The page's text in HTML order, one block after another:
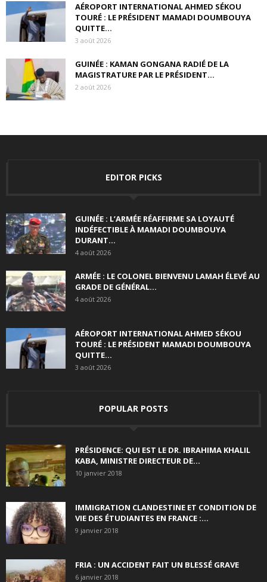
AÉROPORT INTERNATIONAL AHMED SÉKOU
TOURÉ : LE PRÉSIDENT MAMADI DOUMBOUYA
QUITTE...
3 août 2026
GUINÉE : KAMAN GONGANA RADIÉ DE LA
MAGISTRATURE PAR LE PRÉSIDENT...
2 août 2026
EDITOR PICKS
GUINÉE : L’ARMÉE RÉAFFIRME SA LOYAUTÉ
INDÉFECTIBLE À MAMADI DOUMBOUYA
DURANT...
4 août 2026
ARMÉE : LE COLONEL BIENVENU LAMAH ÉLEVÉ AU
GRADE DE GÉNÉRAL...
4 août 2026
AÉROPORT INTERNATIONAL AHMED SÉKOU
TOURÉ : LE PRÉSIDENT MAMADI DOUMBOUYA
QUITTE...
3 août 2026
POPULAR POSTS
PRÉSIDENCE: QUI EST LE DR. IBRAHIMA KHALIL
KABA, MINISTRE DIRECTEUR DE...
10 janvier 2018
IMMIGRATION CLANDESTINE ET CONDITION DE
VIE DES ÉTUDIANTES EN FRANCE :...
9 janvier 2018
FRIA : UN ACCIDENT FAIT UN BLESSÉ GRAVE
6 janvier 2018